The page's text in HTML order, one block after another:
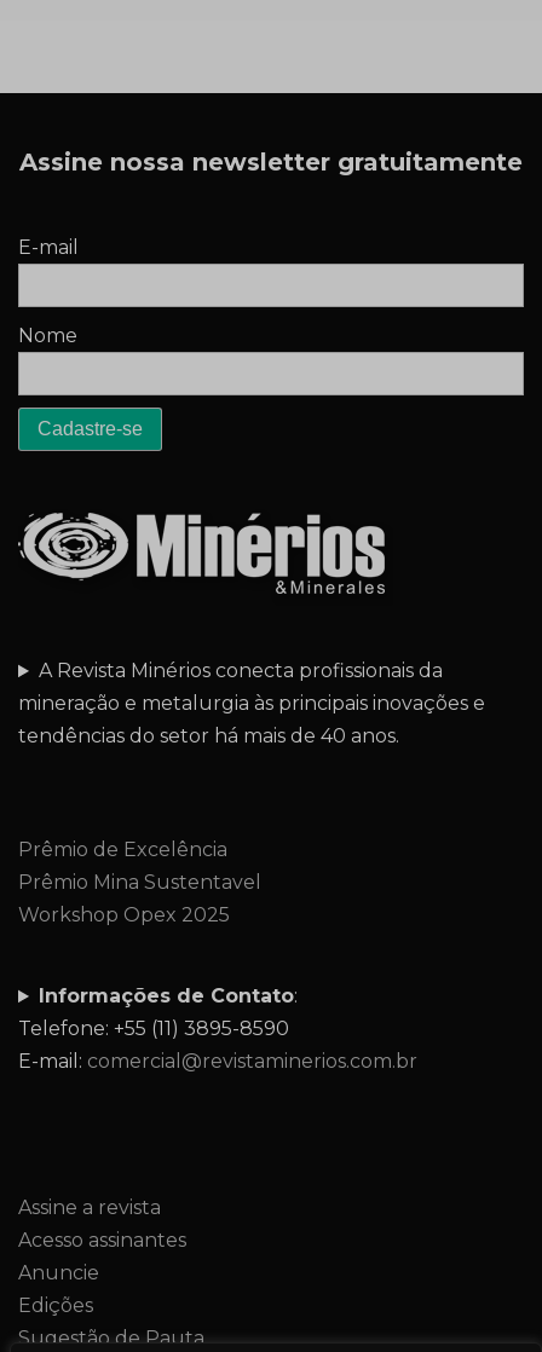
Assine nossa newsletter gratuitamente
E-mail
Nome
A Revista Minérios conecta profissionais da
mineração e metalurgia às principais inovações e
tendências do setor há mais de 40 anos.
Prêmio de Excelência
Prêmio Mina Sustentavel
Workshop Opex 2025
Informações de Contato:
Telefone: +55 (11) 3895-8590
E-mail: comercial@revistaminerios.com.br
Assine a revista
Acesso assinantes
Anuncie
Edições
Sugestão de Pauta